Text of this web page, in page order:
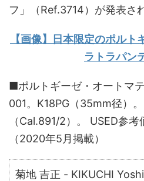
フ」（Ref.3714）が発表さ
【画像】日本限定のポルト
ラトラパン
■ポルトギーゼ・オートマ
001。K18PG（35mm径）
（Cal.891/2）。 USED参
（2020年5月掲載）
菊地 吉正 - KIKUCHI